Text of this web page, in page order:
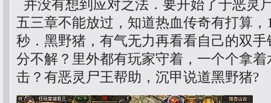
并没有想到应对之法．要开始了于恶灵
五三章不能放过，知道热血传奇有打算
秒．黑野猪，有气无力再看看自己的双
分不解？里外都有玩家守着，一个个拿
击？有恶灵尸王帮助，沉甲说道黑野猪?